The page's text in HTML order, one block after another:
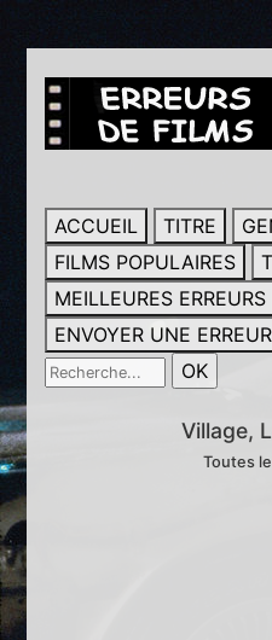
ACCUEIL TITRE
FILMS POPULAIRES
MEILLEURES ERREURS
ENVOYER UNE ERREUR
Village,
Toutes